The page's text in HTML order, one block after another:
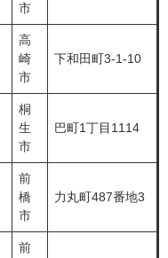
市
高
崎
市
下和田町3-1-10
桐
生
市
巴町1丁目1114
前
橋
市
力丸町487番地3
前